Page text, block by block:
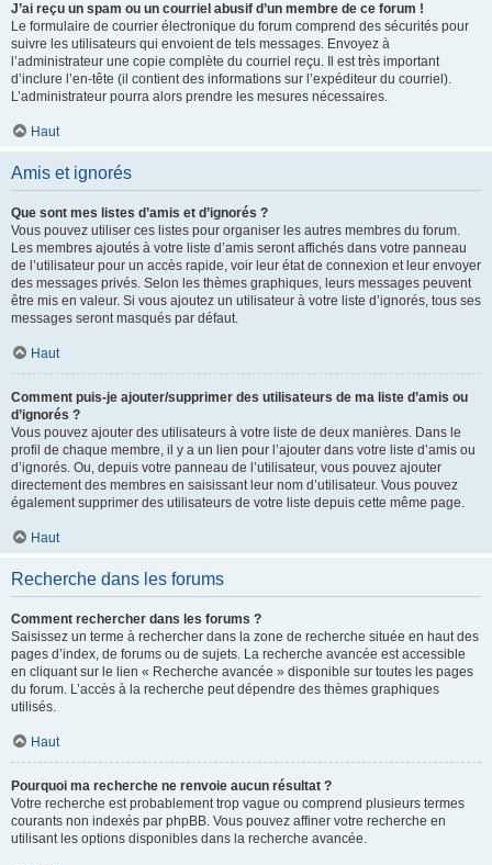
J’ai reçu un spam ou un courriel abusif d’un membre de ce forum !
Le formulaire de courrier électronique du forum comprend des sécurités pour
suivre les utilisateurs qui envoient de tels messages. Envoyez à
l’administrateur une copie complète du courriel reçu. Il est très important
d’inclure l’en-tête (il contient des informations sur l’expéditeur du courriel).
L’administrateur pourra alors prendre les mesures nécessaires.
Haut
Amis et ignorés
Que sont mes listes d’amis et d’ignorés ?
Vous pouvez utiliser ces listes pour organiser les autres membres du forum.
Les membres ajoutés à votre liste d’amis seront affichés dans votre panneau
de l’utilisateur pour un accès rapide, voir leur état de connexion et leur envoyer
des messages privés. Selon les thèmes graphiques, leurs messages peuvent
être mis en valeur. Si vous ajoutez un utilisateur à votre liste d’ignorés, tous ses
messages seront masqués par défaut.
Haut
Comment puis-je ajouter/supprimer des utilisateurs de ma liste d’amis ou
d’ignorés ?
Vous pouvez ajouter des utilisateurs à votre liste de deux manières. Dans le
profil de chaque membre, il y a un lien pour l’ajouter dans votre liste d’amis ou
d’ignorés. Ou, depuis votre panneau de l’utilisateur, vous pouvez ajouter
directement des membres en saisissant leur nom d’utilisateur. Vous pouvez
également supprimer des utilisateurs de votre liste depuis cette même page.
Haut
Recherche dans les forums
Comment rechercher dans les forums ?
Saisissez un terme à rechercher dans la zone de recherche située en haut des
pages d’index, de forums ou de sujets. La recherche avancée est accessible
en cliquant sur le lien « Recherche avancée » disponible sur toutes les pages
du forum. L’accès à la recherche peut dépendre des thèmes graphiques
utilisés.
Haut
Pourquoi ma recherche ne renvoie aucun résultat ?
Votre recherche est probablement trop vague ou comprend plusieurs termes
courants non indexés par phpBB. Vous pouvez affiner votre recherche en
utilisant les options disponibles dans la recherche avancée.